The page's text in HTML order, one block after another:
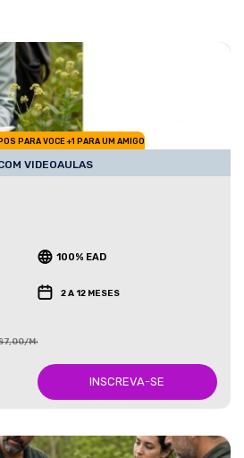
PARA VOCE +1 PARA UM AMIGO
VIDEOAULAS
100% EAD
2 A 12 MESES
Mês
INSCREVA-SE